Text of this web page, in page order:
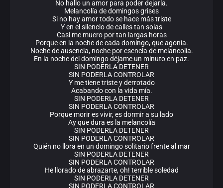
No hallo un amor para poder dejarla.
Melancolía de domingos grises
Si no hay amor todo se hace más triste
Y en el silencio de calles tan solas
Casi me muero por tan largas horas
Porque en la noche de cada domingo, que agonía.
Noche de ausencia, noche por esencia de melancolía.
En la noche del domingo déjame un minuto en paz.
SIN PODERLA DETENER
SIN PODERLA CONTROLAR
Y me tiene triste y derrotado
Acabando con la vida mía.
SIN PODERLA DETENER
SIN PODERLA CONTROLAR
Porque morir es vivir, es dormir a su lado
Ay que dura es la melancolía
SIN PODERLA DETENER
SIN PODERLA CONTROLAR
Quién no llora en un domingo solitario frente al mar
SIN PODERLA DETENER
SIN PODERLA CONTROLAR
He llorado de abrazarte, oh! terrible soledad
SIN PODERLA DETENER
SIN PODERLA CONTROLAR